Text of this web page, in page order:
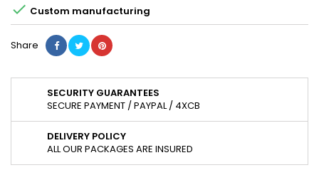
 Custom manufacturing
Share
SECURITY GUARANTEES
SECURE PAYMENT / PAYPAL / 4XCB
DELIVERY POLICY
ALL OUR PACKAGES ARE INSURED